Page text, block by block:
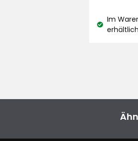
aufIm
erhältlich